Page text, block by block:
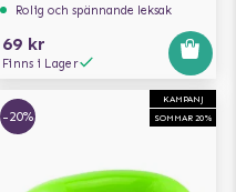
Rolig och spännande leksak
69 kr
Finns i Lager
KAMPANJ
SOMMAR 20%
-20%